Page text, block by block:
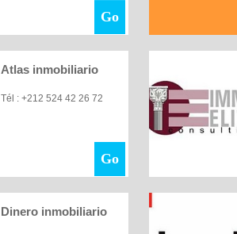
Go
Atlas inmobiliario
Tél : +212 524 42 26 72
Go
Dinero inmobiliario